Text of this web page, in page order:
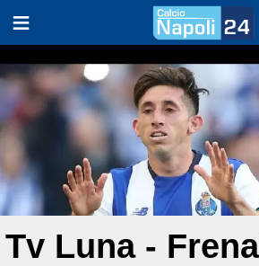
Tv Luna -